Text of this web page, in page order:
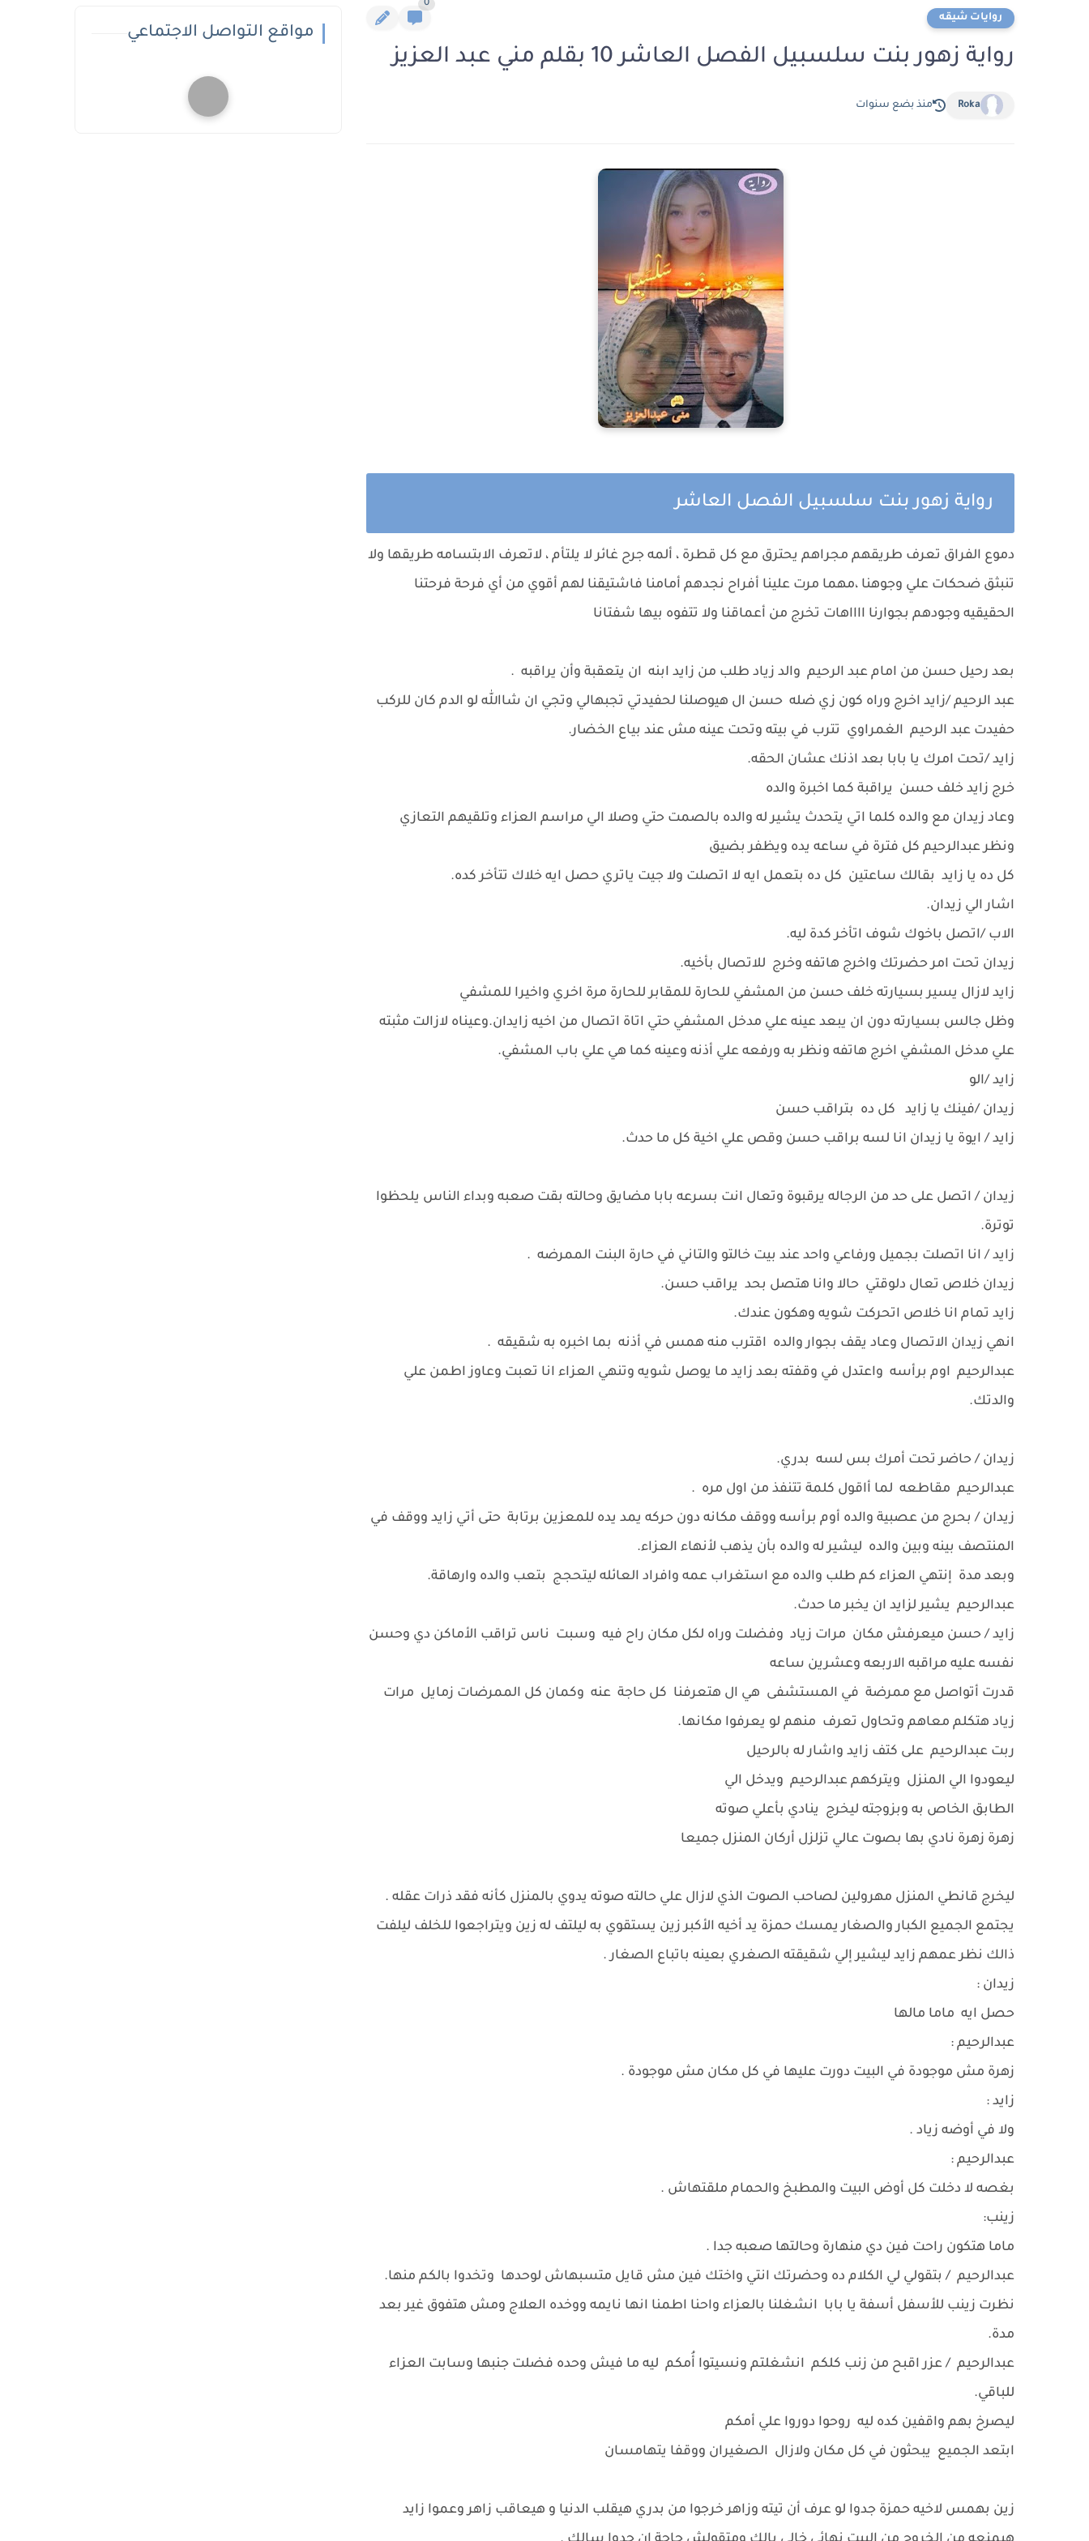
روايات شيقه
0
رواية زهور بنت سلسبيل الفصل العاشر 10 بقلم مني عبد العزيز
Roka منذ بضع سنوات
رواية زهور بنت سلسبيل الفصل العاشر
دموع الفراق تعرف طريقهم مجراهم يحترق مع كل قطرة ، ألمه جرح غائر لا يلتأم ، لاتعرف الابتسامه طريقها ولا
تنبثق ضحكات علي وجوهنا ،مهما مرت علينا أفراح نجدهم أمامنا فاشتيقنا لهم أقوي من أي فرحة فرحتنا
الحقيقيه وجودهم بجوارنا ااااهات تخرج من أعماقنا ولا تتفوه بيها شفتانا
بعد رحيل حسن من امام عبد الرحيم والد زياد طلب من زايد ابنه ان يتعقبة وأن يراقبه .
عبد الرحيم /زايد اخرج وراه كون زي ضله حسن ال هيوصلنا لحفيدتي تجبهالي وتجي ان شاالله لو الدم كان للركب
حفيدت عبد الرحيم الغمراوي تترب في بيته وتحت عينه مش عند بياع الخضار.
زايد /تحت امرك يا بابا بعد اذنك عشان الحقه.
خرج زايد خلف حسن يراقبة كما اخبرة والده
وعاد زيدان مع والده كلما اتي يتحدث يشير له والده بالصمت حتي وصلا الي مراسم العزاء وتلقيهم التعازي
ونظر عبدالرحيم كل فترة في ساعه يده ويظفر بضيق
كل ده يا زايد بقالك ساعتين كل ده بتعمل ايه لا اتصلت ولا جيت ياتري حصل ايه خلاك تتأخر كده.
اشار الي زيدان.
الاب /اتصل باخوك شوف اتأخر كدة ليه.
زيدان تحت امر حضرتك واخرج هاتفه وخرج للاتصال بأخيه.
زايد لازال يسير بسيارته خلف حسن من المشفي للحارة للمقابر للحارة مرة اخري واخيرا للمشفي
وظل جالس بسيارته دون ان يبعد عينه علي مدخل المشفي حتي اتاة اتصال من اخيه زايدان.وعيناه لازالت مثبته
علي مدخل المشفي اخرج هاتفه ونظر به ورفعه علي أذنه وعينه كما هي علي باب المشفي.
زايد /الو
زيدان /فينك يا زايد كل ده بتراقب حسن
زايد / ايوة يا زيدان انا لسه براقب حسن وقص علي اخية كل ما حدث.
زيدان / اتصل على حد من الرجاله يرقبوة وتعال انت بسرعه بابا مضايق وحالته بقت صعبه وبداء الناس يلحظوا
توترة.
زايد / انا اتصلت بجميل ورفاعي واحد عند بيت خالتو والتاني في حارة البنت الممرضه .
زيدان خلاص تعال دلوقتي حالا وانا هتصل بحد يراقب حسن.
زايد تمام انا خلاص اتحركت شويه وهكون عندك.
انهي زيدان الاتصال وعاد يقف بجوار والده اقترب منه همس في أذنه بما اخبره به شقيقه .
عبدالرحيم اوم برأسه واعتدل في وقفته بعد زايد ما يوصل شويه وتنهي العزاء انا تعبت وعاوز اطمن علي
والدتك.
زيدان / حاضر تحت أمرك بس لسه بدري.
عبدالرحيم مقاطعه لما أاقول كلمة تتنفذ من اول مره .
زيدان / بحرج من عصبية والده أوم برأسه ووقف مكانه دون حركه يمد يده للمعزين برتابة حتى أتي زايد ووقف في
المنتصف بينه وبين والده ليشير له والده بأن يذهب لأنهاء العزاء.
وبعد مدة إنتهي العزاء كم طلب والده مع استغراب عمه وافراد العائله ليتحجج بتعب والده وارهاقة.
عبدالرحيم يشير لزايد ان يخبر ما حدث.
زايد / حسن ميعرفش مكان مرات زياد وفضلت وراه لكل مكان راح فيه وسبت ناس تراقب الأماكن دي وحسن
نفسه عليه مراقبه الاربعه وعشرين ساعه
قدرت أتواصل مع ممرضة في المستشفى هي ال هتعرفنا كل حاجة عنه وكمان كل الممرضات زمايل مرات
زياد هتكلم معاهم وتحاول تعرف منهم لو يعرفوا مكانها.
ربت عبدالرحيم على كتف زايد واشار له بالرحيل
ليعودوا الي المنزل ويتركهم عبدالرحيم ويدخل الي
الطابق الخاص به وبزوجته ليخرج ينادي بأعلي صوته
زهرة زهرة نادي بها بصوت عالي تزلزل أركان المنزل جميعا
ليخرج قانطي المنزل مهرولين لصاحب الصوت الذي لازال علي حالته صوته يدوي بالمنزل كأنه فقد ذرات عقله .
يجتمع الجميع الكبار والصغار يمسك حمزة يد أخيه الأكبر زين يستقوي به ليلتف له زين ويتراجعوا للخلف ليلفت
ذالك نظر عمهم زايد ليشير إلي شقيقته الصغري بعينه باتباع الصغار .
زيدان :
حصل ايه ماما مالها
عبدالرحيم :
زهرة مش موجودة في البيت دورت عليها في كل مكان مش موجودة .
زايد :
ولا في أوضه زياد .
عبدالرحيم :
بغصه لا دخلت كل أوض البيت والمطبخ والحمام ملقتهاش .
زينب:
ماما هتكون راحت فين دي منهارة وحالتها صعبه جدا .
عبدالرحيم / بتقولي لي الكلام ده وحضرتك انتي واختك فين مش قايل متسبهاش لوحدها وتخدوا بالكم منها.
نظرت زينب للأسفل أسفة يا بابا انشغلنا بالعزاء واحنا اطمنا انها نايمه ووخده العلاج ومش هتفوق غير بعد
مدة.
عبدالرحيم / عزر اقبح من زنب كلكم انشغلتم ونسيتوا أُمكم ليه ما فيش وحده فضلت جنبها وسابت العزاء
للباقي.
ليصرخ بهم واقفين كده ليه روحوا دوروا علي أمكم
ابتعد الجميع يبحثون في كل مكان ولازال الصغيران ووقفا يتهامسان
زين بهمس لاخيه حمزة جدوا لو عرف أن تيته وزاهر خرجوا من بدري هيقلب الدنيا و هيعاقب زاهر وعموا زايد
مواقع التواصل الاجتماعي